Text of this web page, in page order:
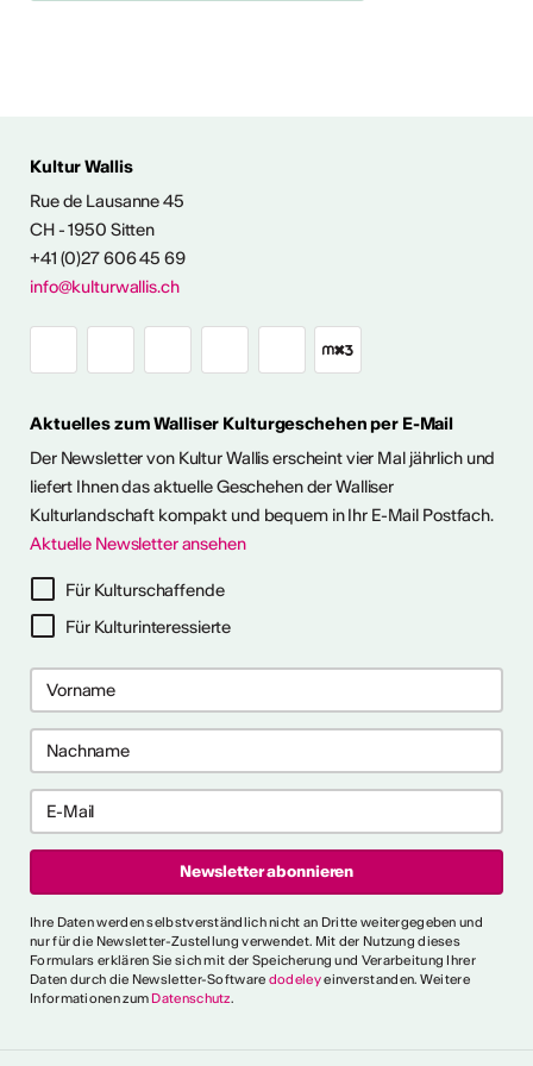
& KONTAKT
abonnieren
2024/2025
Kultur Wallis
Rue de Lausanne 45
CH - 1950 Sitten
+41 (0)27 606 45 69
info@kulturwallis.ch
Aktuelles zum Walliser Kulturgeschehen per E-Mail
Der Newsletter von Kultur Wallis erscheint vier Mal jährlich und
liefert Ihnen das aktuelle Geschehen der Walliser
Kulturlandschaft kompakt und bequem in Ihr E-Mail Postfach.
Aktuelle Newsletter ansehen
Für Kulturschaffende
Für Kulturinteressierte
Ihre Daten werden selbstverständlich nicht an Dritte weitergegeben und
nur für die Newsletter-Zustellung verwendet. Mit der Nutzung dieses
Formulars erklären Sie sich mit der Speicherung und Verarbeitung Ihrer
Daten durch die Newsletter-Software dodeleyeinverstanden. Weitere
Informationen zum Datenschutz.